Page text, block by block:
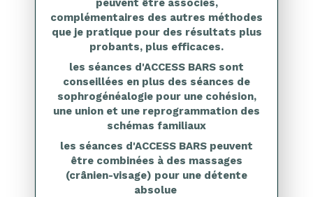
peuvent être associés,
complémentaires des autres méthodes
que je pratique pour des résultats plus
probants, plus efficaces.
les séances d'ACCESS BARS sont
conseillées en plus des séances de
sophrogénéalogie pour une cohésion,
une union et une reprogrammation des
schémas familiaux
les séances d'ACCESS BARS peuvent
être combinées à des massages
(crânien-visage) pour une détente
absolue